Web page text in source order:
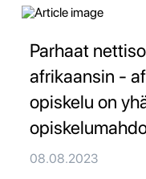
Parhaat
afrikaansin -
opiskelu on
08.08.2023